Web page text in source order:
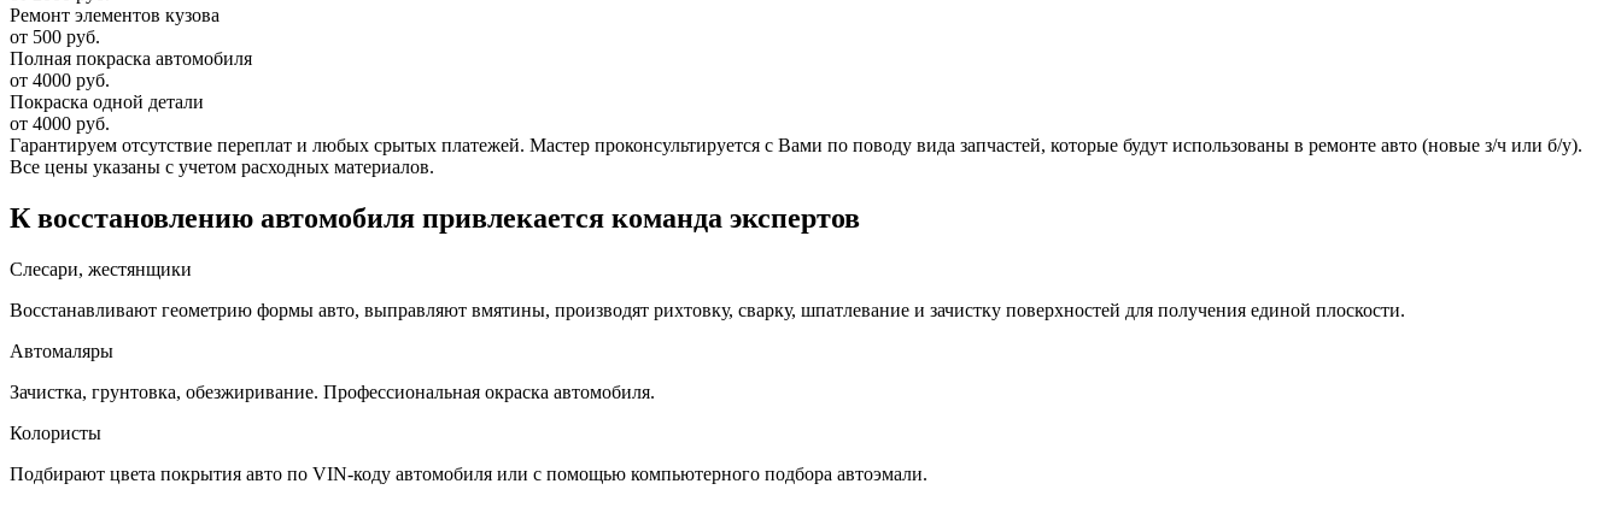
Ремонт элементов кузова
от 500 руб.
Полная покраска автомобиля
от 4000 руб.
Покраска одной детали
от 4000 руб.
Гарантируем отсутствие переплат и любых срытых платежей. Мастер проконсультируется с Вами по поводу вида запчастей, которые будут использованы в ремонте авто (новые з/ч или б/у).
Все цены указаны с учетом расходных материалов.
К восстановлению автомобиля привлекается команда экспертов
Слесари, жестянщики
Восстанавливают геометрию формы авто, выправляют вмятины, производят рихтовку, сварку, шпатлевание и зачистку поверхностей для получения единой плоскости.
Автомаляры
Зачистка, грунтовка, обезжиривание. Профессиональная окраска автомобиля.
Колористы
Подбирают цвета покрытия авто по VIN-коду автомобиля или с помощью компьютерного подбора автоэмали.